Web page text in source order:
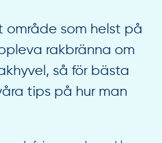
område som helst på
rakbränna om
så för bästa
tips på hur man